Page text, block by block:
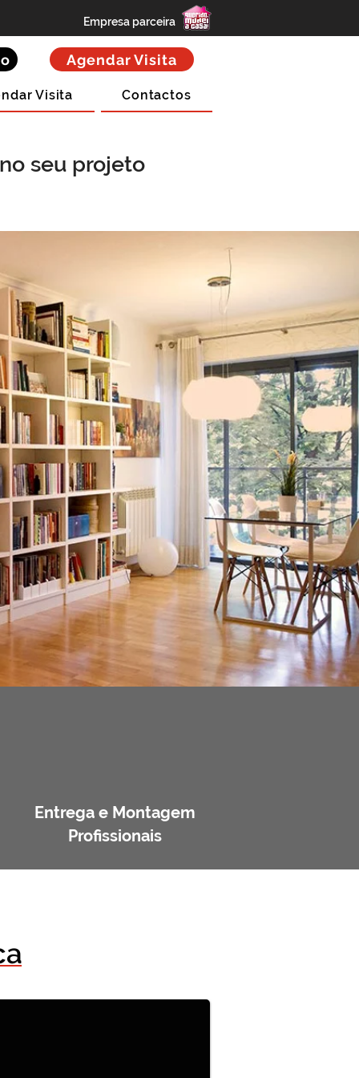
Empresa parceira
Agendar Visita
Visita Contactos
seu projeto
Entrega e Montagem
Profissionais